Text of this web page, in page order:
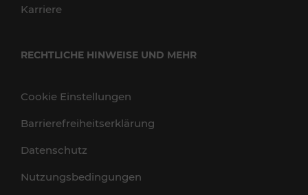
Karriere
RECHTLICHE HINWEISE UND MEHR
Cookie Einstellungen
Barrierefreiheitserklärung
Datenschutz
Nutzungsbedingungen